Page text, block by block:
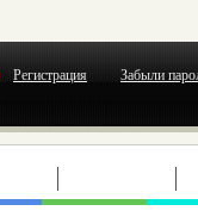
Регистрация Забыли